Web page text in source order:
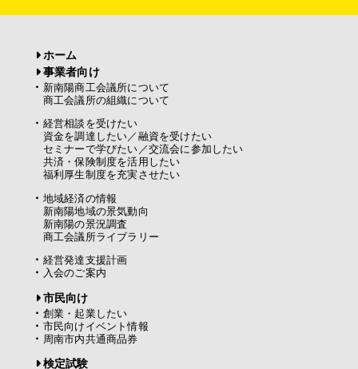
ホーム
事業者向け
新南陽商工会議所について
商工会議所の組織について
経営相談を受けたい
資金を調達したい／融資を受けたい
セミナーで学びたい／交流会に参加したい
共済・保険制度を活用したい
福利厚生制度を充実させたい
地域経済の情報
新南陽地域の景気動向
新南陽の景況調査
商工会議所ライブラリー
経営発達支援計画
入会のご案内
市民向け
創業・起業したい
市民向けイベント情報
周南市内共通商品券
検定試験